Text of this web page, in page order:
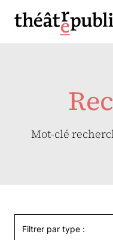
Mot-clé
Filtrer par type :